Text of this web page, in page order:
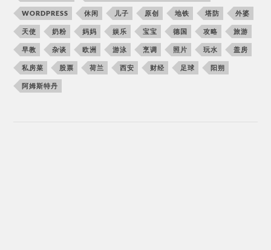
WORDPRESS 休闲 儿子 原创 地铁 塔防 外婆
天使 奶粉 妈妈 娱乐 宝宝 德国 攻略 旅游
早教 杂谈 欧洲 游泳 烹调 照片 玩水 盖房
私房菜 股票 荷兰 西安 财经 足球 阳朔
阿姆斯特丹